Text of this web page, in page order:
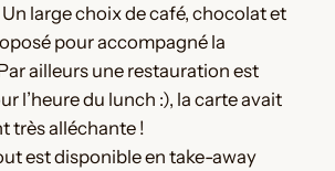
large choix de café, chocolat et
pour accompagné la
ailleurs une restauration est
l’heure du lunch :), la carte avait
très alléchante !
est disponible en take-away